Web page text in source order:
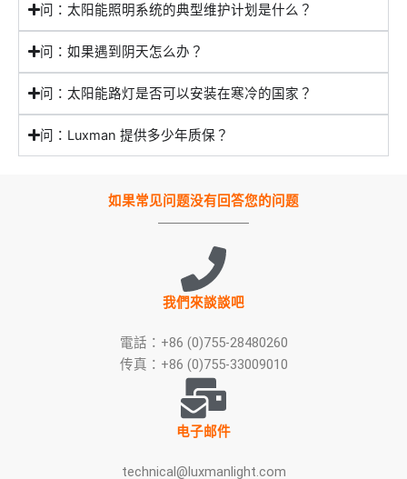
问：太阳能照明系统的典型维护计划是什么？
问：如果遇到阴天怎么办？
问：太阳能路灯是否可以安装在寒冷的国家？
问：Luxman 提供多少年质保？
如果常见问题没有回答您的问题
我們來談談吧
電話：+86 (0)755-28480260
传真：+86 (0)755-33009010
电子邮件
technical@luxmanlight.com